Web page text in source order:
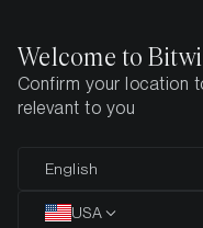
Startseite
Die
Welcome to
Confirm your location
relevant to you
English
USA